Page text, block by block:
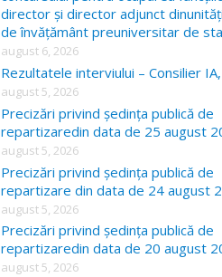
director și director adjunct
de învățământ preuniversitar de
august 6, 2026
Rezultatele interviului – Consilier IA,
august 5, 2026
Precizări privind ședința publică de
repartizaredin data de 25 august
august 5, 2026
Precizări privind ședința publică de
repartizare din data de 24 august
august 5, 2026
Precizări privind ședința publică de
repartizaredin data de 20 august
august 5, 2026